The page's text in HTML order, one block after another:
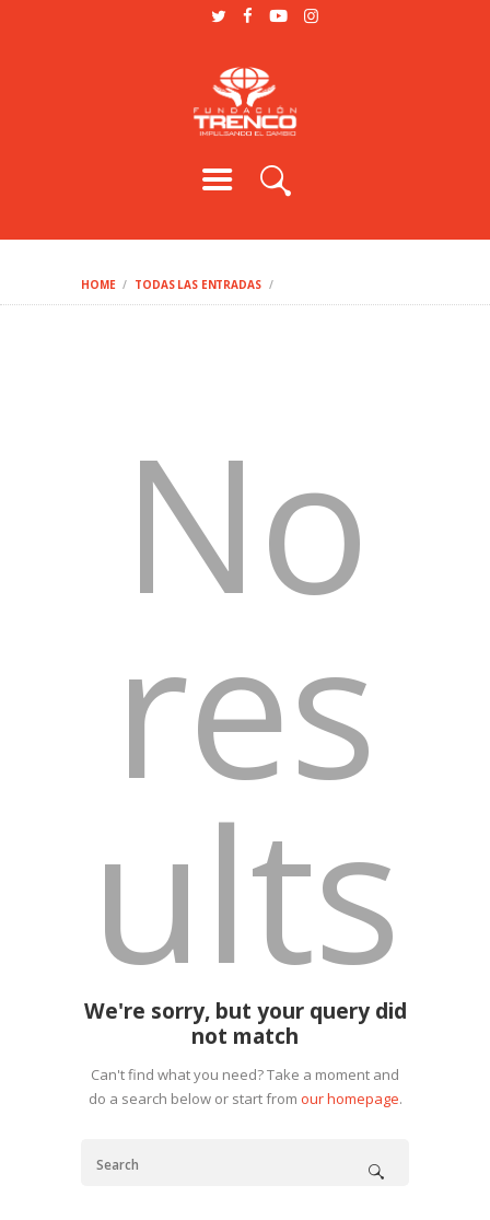
HOME TODAS LAS ENTRADAS
PODCAST
VOLUNTARIO
No
res
ults
We're sorry, but your query did
not match
Can't find what you need? Take a moment and
do a search below or start from our homepage.